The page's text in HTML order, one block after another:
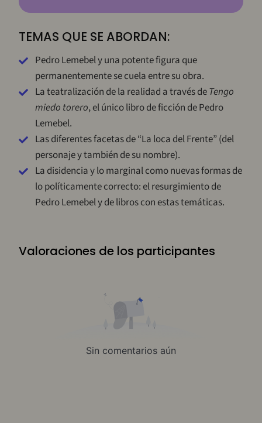
TEMAS QUE SE ABORDAN:
Pedro Lemebel y una potente figura que
permanentemente se cuela entre su obra.
La teatralización de la realidad a través deTengo
miedo torero, el único libro de ficción de Pedro
Lemebel.
Las diferentes facetas de “La loca del Frente” (del
personaje y también de su nombre).
La disidencia y lo marginal como nuevas formas de
lo políticamente correcto: el resurgimiento de
Pedro Lemebel y de libros con estas temáticas.
Valoraciones de los participantes
Sin comentarios aún